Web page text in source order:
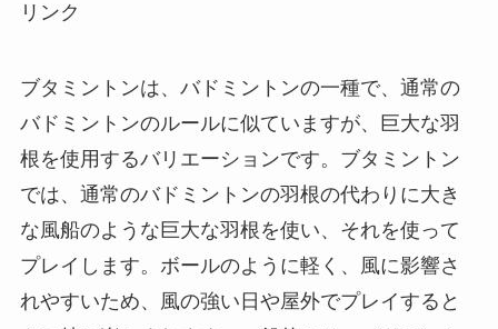
リンク
ブタミントンは、バドミントンの一種で、通常の
バドミントンのルールに似ていますが、巨大な羽
根を使用するバリエーションです。ブタミントン
では、通常のバドミントンの羽根の代わりに大き
な風船のような巨大な羽根を使い、それを使って
プレイします。ボールのように軽く、風に影響さ
れやすいため、風の強い日や屋外でプレイすると